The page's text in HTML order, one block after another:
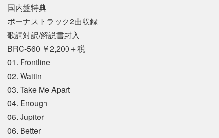
国内盤特典
ボーナストラック2曲収録
歌詞対訳/解説書封入
BRC-560 ￥2,200＋税
01. Frontline
02. Waitin
03. Take Me Apart
04. Enough
05. Jupiter
06. Better